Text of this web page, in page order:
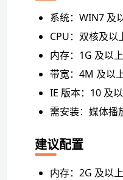
系统：WIN7 及
CPU：双核及以
内存：1G 及以上
带宽：4M 及以
IE 版本：10 及
需安装：媒体播
建议配置
内存：2G 及以上